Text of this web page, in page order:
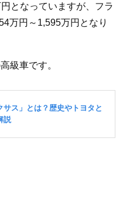
となっていますが、フラ
万円～1,595万円となり
級車です。